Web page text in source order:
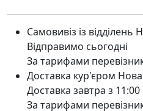
Самовивіз із
Відправимо сьогодні
За тарифами
Доставка кур'єром
Доставка завтра з 11:00
За тарифами